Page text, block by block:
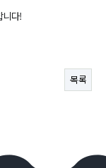
니다!
목록